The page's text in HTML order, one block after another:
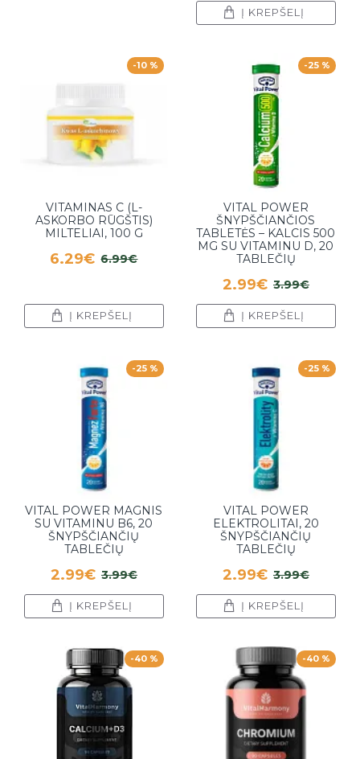
Į KREPŠELĮ
-10 %
VITAMINAS C (L-
ASKORBO RŪGŠTIS)
MILTELIAI, 100 G
6.29€ 6.99€
Į KREPŠELĮ
-25 %
VITAL POWER
ŠNYPŠČIANČIOS
TABLETĖS – KALCIS 500
MG SU VITAMINU D, 20
TABLEČIŲ
2.99€ 3.99€
Į KREPŠELĮ
-25 %
VITAL POWER MAGNIS
SU VITAMINU B6, 20
ŠNYPŠČIANČIŲ
TABLEČIŲ
2.99€ 3.99€
Į KREPŠELĮ
-25 %
VITAL POWER
ELEKTROLITAI, 20
ŠNYPŠČIANČIŲ
TABLEČIŲ
2.99€ 3.99€
Į KREPŠELĮ
-40 % -40 %